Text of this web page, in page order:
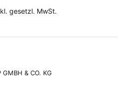
gesetzl. MwSt.
& CO. KG